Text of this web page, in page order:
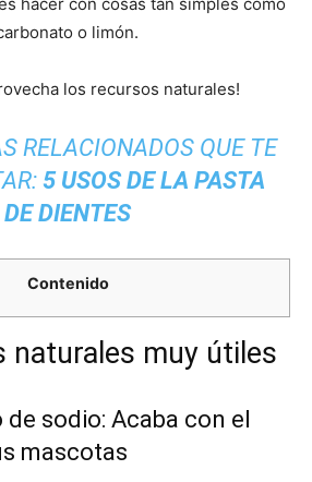
o limón.
los recursos naturales!
RELACIONADOS QUE TE
5 USOS DE LA PASTA
DE DIENTES
Contenido
naturales muy útiles
sodio: Acaba con el
mascotas